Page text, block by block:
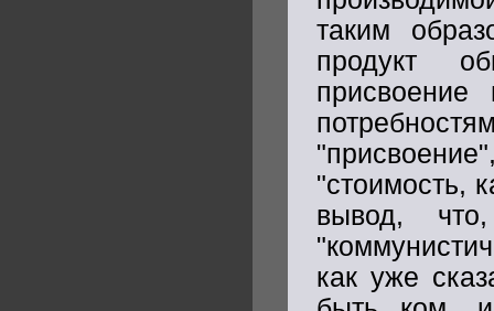
таким
продукт
"стоимость,
вывод,
как уже